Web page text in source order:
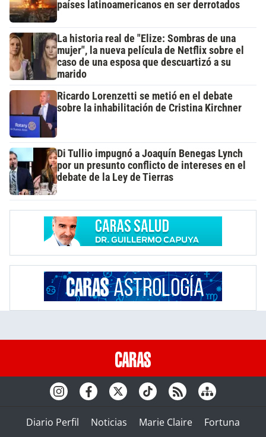
países latinoamericanos en ser derrotados
La historia real de "Elize: Sombras de una
mujer", la nueva película de Netflix sobre el
caso de una esposa que descuartizó a su
marido
Ricardo Lorenzetti se metió en el debate
sobre la inhabilitación de Cristina Kirchner
Di Tullio impugnó a Joaquín Benegas Lynch
por un presunto conflicto de intereses en el
debate de la Ley de Tierras
Diario Perfil Noticias Marie Claire
Fortuna